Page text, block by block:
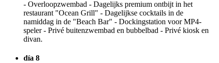
- Overloopzwembad - Dagelijks premium ontbijt in het
restaurant "Ocean Grill" - Dagelijkse cocktails in de
namiddag in de "Beach Bar" - Dockingstation voor MP4-
speler - Privé buitenzwembad en bubbelbad - Privé kiosk en
divan.
día 8